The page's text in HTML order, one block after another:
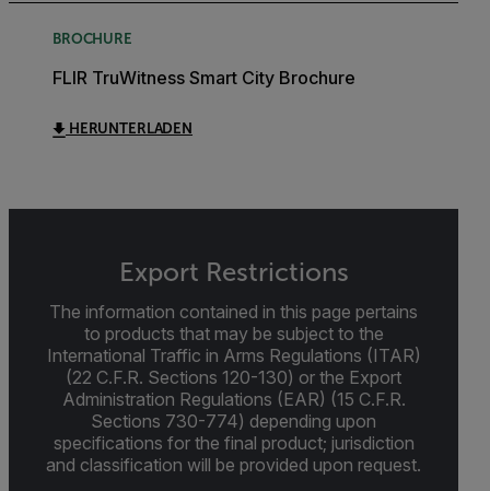
BROCHURE
FLIR TruWitness Smart City Brochure
HERUNTERLADEN
Export Restrictions
The information contained in this page pertains
to products that may be subject to the
International Traffic in Arms Regulations (ITAR)
(22 C.F.R. Sections 120-130) or the Export
Administration Regulations (EAR) (15 C.F.R.
Sections 730-774) depending upon
specifications for the final product; jurisdiction
and classification will be provided upon request.